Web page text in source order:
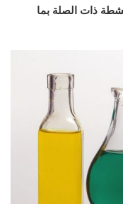
ذات الصلة بما